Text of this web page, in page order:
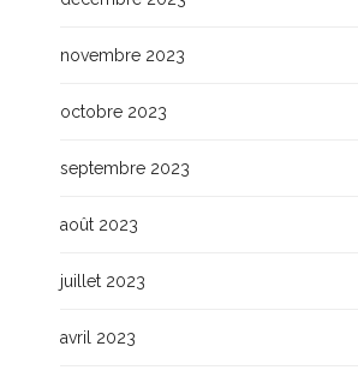
novembre 2023
octobre 2023
septembre 2023
août 2023
juillet 2023
avril 2023